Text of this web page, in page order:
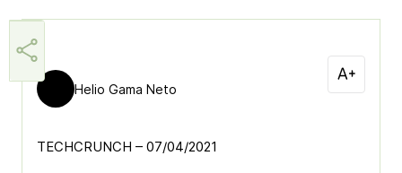
Helio Gama Neto
TECHCRUNCH – 07/04/2021